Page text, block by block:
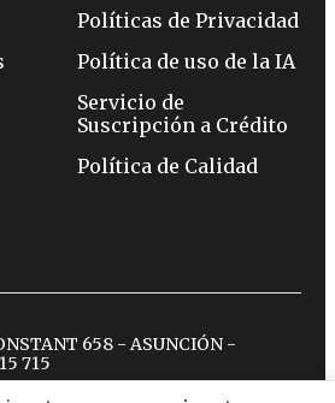
Políticas de Privacidad
Política de uso de la IA
Servicio de
Suscripción a Crédito
Política de Calidad
658 - ASUNCIÓN -
715